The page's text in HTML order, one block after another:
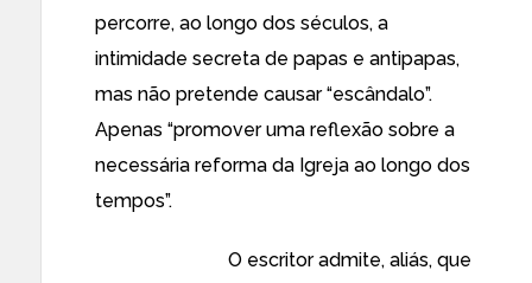
percorre, ao longo dos séculos, a
intimidade secreta de papas e antipapas,
mas não pretende causar “escândalo”.
Apenas “promover uma reflexão sobre a
necessária reforma da Igreja ao longo dos
tempos”.
O escritor admite, aliás, que